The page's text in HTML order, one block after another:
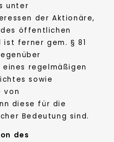
unter
der Aktionäre,
öffentlichen
ist ferner gem. § 81
regelmäßigen
sowie
von
diese für die
Bedeutung sind.
des